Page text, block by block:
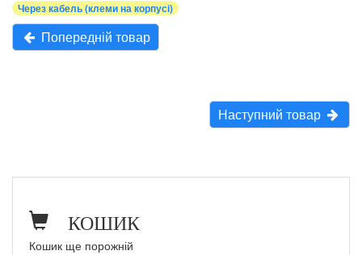
Через кабель (клеми на корпусі)
Попередній товар
Наступний товар
КОШИК
Кошик ще порожній